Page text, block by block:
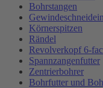
Bohrstangen
Körnerspitzen
Rändel
Revolverkopf 6-
Spannzangenfutter
Zentrierbohrer
Bohrfutter und